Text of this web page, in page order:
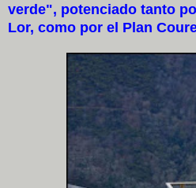
verde", potenciado tanto
Lor, como por el Plan